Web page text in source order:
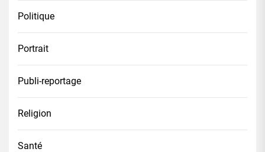
Politique
Portrait
Publi-reportage
Religion
Santé